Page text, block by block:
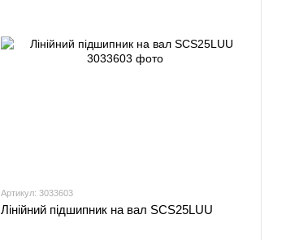
Артикул: 3033603
Лінійний підшипник на вал SCS25LUU